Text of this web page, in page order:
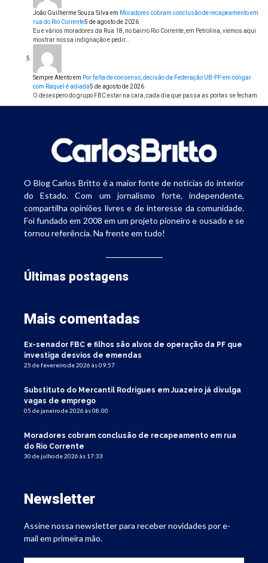
João Guilherme Souza Silva em Moradores cobram conclusão de recapeamento em
rua do Rio Corrente5 de agosto de 2026
Eu e vários moradores da Rua 18, no bairro Rio Corrente, em Petrolina, viemos aqui
mostrar nossa indignação e pedir…
Sempre Atentoem Por falta de consenso, decisão da Federação UB-PP em coligar
com Raquel é adiada5 de agosto de 2026
O desespero do grupo FBC estar na cara, cada dia que passa as portas se fecham.
O Blog Carlos Britto é a maior fonte de notícias do interior
do Estado. Com um jornalismo forte, independente,
compartilha opiniões livres e de interesse da comunidade.
Foi fundado em 2008 em um projeto pioneiro e ousado e se
tornou referência. Na frente em tudo!
Últimas postagens
Mais comentadas
Ex-senador FBC e filhos são alvos de operação da PF que
investiga desvios de emendas
25 de fevereiro de 2026 às 09:57
Substituto do Mercantil Rodrigues em Juazeiro já divulga
vagas de emprego
05 de janeiro de 2026 às 08:00
Moradores cobram conclusão de recapeamento em rua
do Rio Corrente
30 de julho de 2026 às 17:33
Newsletter
Assine nossa newsletter para receber novidades por e-
mail em primeira mão.